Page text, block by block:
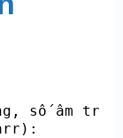
số âm